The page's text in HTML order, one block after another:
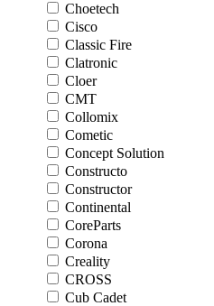
Choetech
Cisco
Classic Fire
Clatronic
Cloer
CMT
Collomix
Cometic
Concept Solution
Constructo
Constructor
Continental
CoreParts
Corona
Creality
CROSS
Cub Cadet